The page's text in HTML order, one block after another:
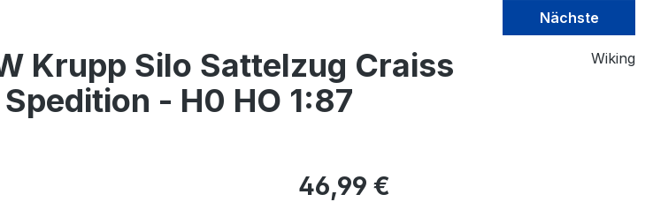
Nächste
Krupp Silo Sattelzug Craiss
- H0 HO 1:87
Wiking
46,99 €